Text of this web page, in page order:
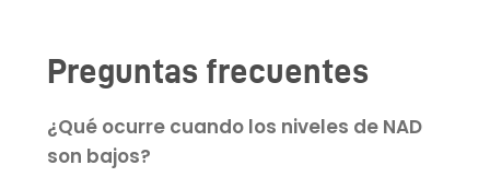
Preguntas frecuentes
¿Qué ocurre cuando los niveles de NAD
son bajos?